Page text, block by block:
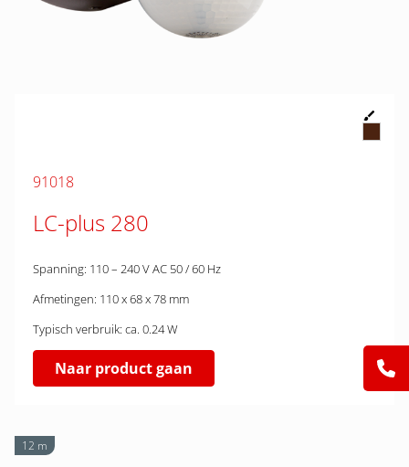
91018
LC-plus 280
Spanning: 110 – 240 V AC 50 / 60 Hz
Afmetingen: 110 x 68 x 78 mm
Typisch verbruik: ca. 0.24 W
Naar product gaan
12 m